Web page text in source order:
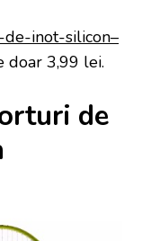
de-inot-silicon–
doar 3,99 lei.
de